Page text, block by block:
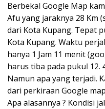
Berbekal Google Map
Afu yang jaraknya 28 Km
dari Kota Kupang. Tepat
Kota Kupang. Waktu
hanya 1 Jam 11 menit
harus tiba pada pukul 12.
Namun apa yang terjadi.
dari perkiraan Google
Apa alasannya ? Kondisi